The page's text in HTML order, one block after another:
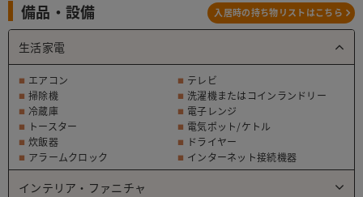
備品・設備 入居時の持ち物リストはこちら
生活家電
エアコン
テレビ
掃除機
洗濯機またはコインランドリー
冷蔵庫
電子レンジ
トースター
電気ポット/ケトル
炊飯器
ドライヤー
アラームクロック
インターネット接続機器
インテリア・ファニチャ